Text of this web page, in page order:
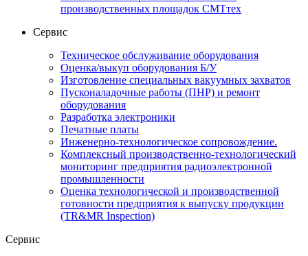
производственных площадок СМТтех
Сервис
Техническое обслуживание оборудования
Оценка/выкуп оборудования Б/У
Изготовление специальных вакуумных захватов
Пусконаладочные работы (ПНР) и ремонт
оборудования
Разработка электроники
Печатные платы
Инженерно-технологическое сопровождение.
Комплексный производственно-технологический
мониторинг предприятия радиоэлектронной
промышленности
Оценка технологической и производственной
готовности предприятия к выпуску продукции
(TR&MR Inspection)
Сервис